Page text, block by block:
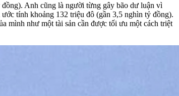
Anh cũng là người từng gây bão dư luận vì
tính khoảng 132 triệu đô (gần 3,5 nghìn tỷ đồng).
mình như một tài sản cần được tối ưu một cách triệt